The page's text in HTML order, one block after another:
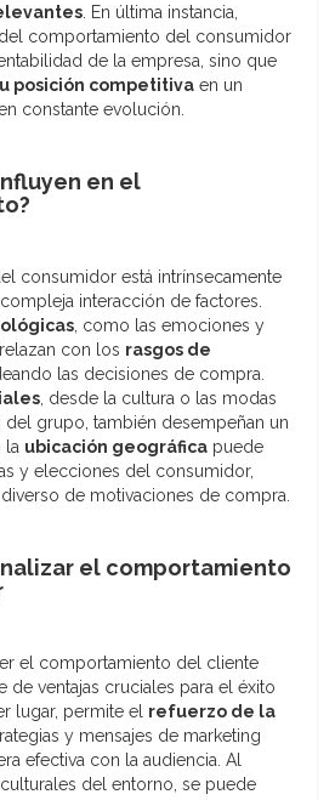
. En última instancia,
comportamiento del consumidor
de la empresa, sino que
posición competitiva en un
constante evolución.
en el
consumidor está intrínsecamente
interacción de factores.
, como las emociones y
con los rasgos de
las decisiones de compra.
, desde la cultura o las modas
del grupo, también desempeñan un
la ubicación geográfica puede
y elecciones del consumidor,
de motivaciones de compra.
el comportamiento
el comportamiento del cliente
de ventajas cruciales para el éxito
lugar, permite el refuerzo de la
y mensajes de marketing
efectiva con la audiencia. Al
del entorno, se puede